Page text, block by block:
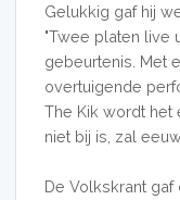
Gelukkig gaf hij
"Twee platen live
gebeurtenis. Met
overtuigende
The Kik wordt het
niet bij is, zal
De Volkskrant gaf